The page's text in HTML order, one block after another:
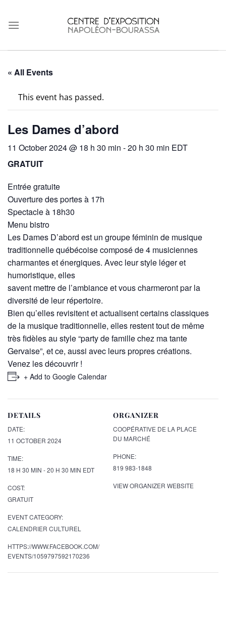
content
« All Events
This event has passed.
Les Dames d’abord
11 October 2024 @ 18 h 30 min -20 h 30 min EDT
GRATUIT
Entrée gratuite
Ouverture des portes à 17h
Spectacle à 18h30
Menu bistro
Les Dames D’abord est un groupe féminin de musique
traditionnelle québécoise composé de 4 musiciennes
charmantes et énergiques. Avec leur style léger et
humoristique, elles
savent mettre de l’ambiance et vous charmeront par la
diversité de leur répertoire.
Bien qu’elles revisitent et actualisent certains classiques
de la musique traditionnelle, elles restent tout de même
très fidèles au style “party de famille chez ma tante
Gervaise”, et ce, aussi avec leurs propres créations.
Venez les découvrir !
+ Add to Google Calendar
DETAILS
DATE:
11 OCTOBER 2024
TIME:
18 H 30 MIN - 20 H 30 MIN EDT
COST:
GRATUIT
EVENT CATEGORY:
CALENDRIER CULTUREL
HTTPS://WWW.FACEBOOK.COM/
EVENTS/1059797592170236
ORGANIZER
COOPÉRATIVE DE LA PLACE
DU MARCHÉ
PHONE:
819 983-1848
VIEW ORGANIZER WEBSITE